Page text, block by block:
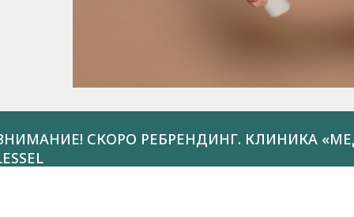
СКОРО РЕБРЕНДИНГ. КЛИНИКА